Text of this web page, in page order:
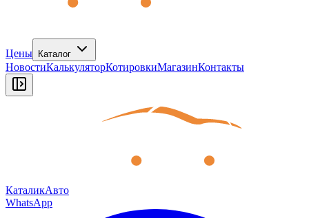
Цены Каталог
НовостиКалькуляторКотировкиМагазинКонтакты
КаталикАвто
WhatsApp